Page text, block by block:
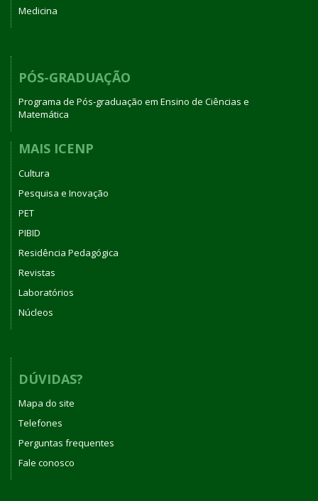
Medicina
PÓS-GRADUAÇÃO
Programa de Pós-graduação em Ensino de Ciências e
Matemática
MAIS ICENP
Cultura
Pesquisa e Inovação
PET
PIBID
Residência Pedagógica
Revistas
Laboratórios
Núcleos
DÚVIDAS?
Mapa do site
Telefones
Perguntas frequentes
Fale conosco